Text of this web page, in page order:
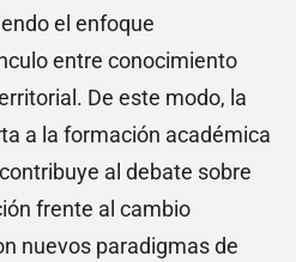
el enfoque
entre conocimiento
De este modo, la
a la formación académica
al debate sobre
frente al cambio
nuevos paradigmas de